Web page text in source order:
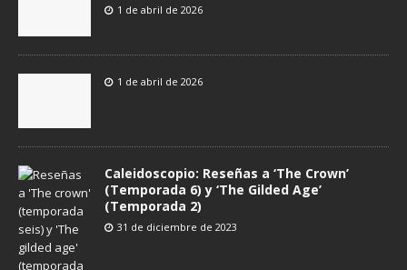
1 de abril de 2026
1 de abril de 2026
Caleidoscopio: Reseñas a ‘The Crown’
(Temporada 6) y ‘The Gilded Age’
(Temporada 2)
31 de diciembre de 2023